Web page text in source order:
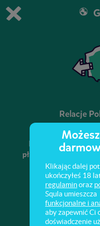
Grasz w
Relacje
Relacje między
płaszczyznach
zaważyły
Klikając dalej
ukończyłeś 18
regulaminoraz
Squla umieszcza
funkcjonalne i
aby zapewnić Ci
doświadczenie